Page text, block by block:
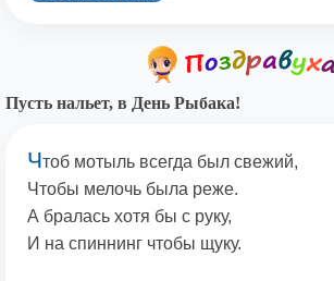
Пусть нальет, в День Рыбака!
Чтоб мотыль всегда был свежий,
Чтобы мелочь была реже.
А бралась хотя бы с руку,
И на спиннинг чтобы щуку.